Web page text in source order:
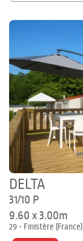
DELTA
31/10 P
9.60 x 3.00m
29 - Finistère (France)